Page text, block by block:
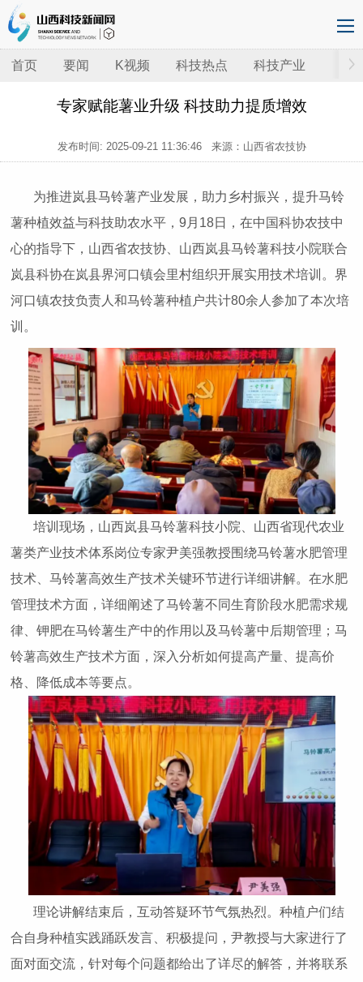
首页 要闻 K视频 科技热点 科技产业
专家赋能薯业升级 科技助力提质增效
发布时间: 2025-09-21 11:36:46来源：山西省农技协
为推进岚县马铃薯产业发展，助力乡村振兴，提升马铃
薯种植效益与科技助农水平，9月18日，在中国科协农技中
心的指导下，山西省农技协、山西岚县马铃薯科技小院联合
岚县科协在岚县界河口镇会里村组织开展实用技术培训。界
河口镇农技负责人和马铃薯种植户共计80余人参加了本次培
训。
培训现场，山西岚县马铃薯科技小院、山西省现代农业
薯类产业技术体系岗位专家尹美强教授围绕马铃薯水肥管理
技术、马铃薯高效生产技术关键环节进行详细讲解。在水肥
管理技术方面，详细阐述了马铃薯不同生育阶段水肥需求规
律、钾肥在马铃薯生产中的作用以及马铃薯中后期管理；马
铃薯高效生产技术方面，深入分析如何提高产量、提高价
格、降低成本等要点。
理论讲解结束后，互动答疑环节气氛热烈。种植户们结
合自身种植实践踊跃发言、积极提问，尹教授与大家进行了
面对面交流，针对每个问题都给出了详尽的解答，并将联系